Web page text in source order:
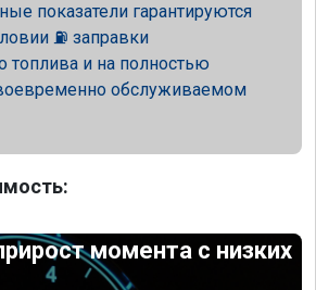
показатели гарантируются
⛽ заправки
топлива и на полностью
обслуживаемом
момента с низких